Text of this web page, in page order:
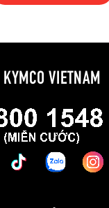
KYMCO VIETNAM